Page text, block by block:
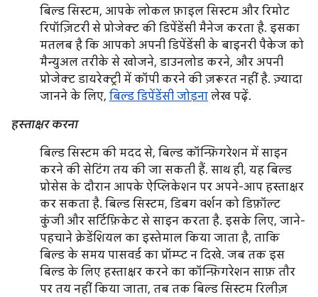
बिल्ड सिस्टम, आपके लोकल फ़ाइल सिस्टम और रिमोट
रिपॉज़िटरी से प्रोजेक्ट की डिपेंडेंसी मैनेज करता है. इसका
मतलब है कि आपको अपनी डिपेंडेंसी के बाइनरी पैकेज को
मैन्युअल तरीके से खोजने, डाउनलोड करने, और अपनी
प्रोजेक्ट डायरेक्ट्री में कॉपी करने की ज़रूरत नहीं है. ज़्यादा
जानने के लिए, बिल्ड डिपेंडेंसी जोड़ना लेख पढ़ें.
हस्ताक्षर करना
बिल्ड सिस्टम की मदद से, बिल्ड कॉन्फ़िगरेशन में साइन
करने की सेटिंग तय की जा सकती हैं. साथ ही, यह बिल्ड
प्रोसेस के दौरान आपके ऐप्लिकेशन पर अपने-आप हस्ताक्षर
कर सकता है. बिल्ड सिस्टम, डिबग वर्शन को डिफ़ॉल्ट
कुंजी और सर्टिफ़िकेट से साइन करता है. इसके लिए, जाने-
पहचाने क्रेडेंशियल का इस्तेमाल किया जाता है, ताकि
बिल्ड के समय पासवर्ड का प्रॉम्प्ट न दिखे. जब तक इस
बिल्ड के लिए हस्ताक्षर करने का कॉन्फ़िगरेशन साफ़ तौर
पर तय नहीं किया जाता, तब तक बिल्ड सिस्टम रिलीज़